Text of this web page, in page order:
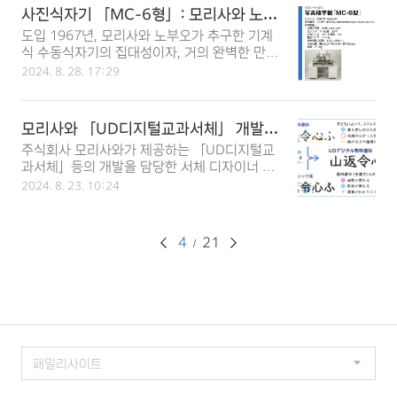
왔습니다. 그 공로를 인정받아 이번 수상에 이
르게 되었습니다. 토리노우미 씨는 책의 본문
에 사용되는 기본적인 ‘본문 서체’가 독자와 이
야기를 이어주는 역할을..
과 응원에도 깊은 감사를 드립니다. 이번 공모
전은 많은 디자이너분들의 열정적인 참여와 뛰
어난 작품들로 가득 찼습니다. 여러분의 창의력
과 노력이 타입 디자인 분야에 큰 기여를 하고
있으며, 이를 통해 미래의 타입디자인을 더욱
전 일정이 계속될 예정입니다. 2024년 12월에
는 인기투표가 진행될 예정이며, 2025년 2월
경에는 최종 결과 발표가 예정되어 있습니다.
이러한 일정과 관련된 자세한 사항은 추후 안내
해 드릴..
사진식자기 「MC-6형」: 모리사와 노부
오의 결정체
도입 1967년, 모리사와 노부오가 추구한 기계
식 수동식자기의 집대성이자, 거의 완벽한 만능
사진식자기인 「MC-6형」이 세상에 등장했습
기반으로 더 발전된 모델로, 일본 인쇄 역사에
서 중요한 위치를 차지하고 있습니다. 개발과
개선 MC-6형은 기존 MC-5형을 개량하여 만
들어졌습니다. 이 기계는 모리사와 노부오가 직
접 개발과 설계에 참여하여 완성된 것으로, 그
가 63세였던 시기에 경영에서 한발 물러나 있
양과 특징 부속 문자판: 60매 (2종체 + 기호)주
2024. 8. 28. 17:29
모리사와 「UD디지털교과서체」 개발
담당자인 타카다 유미 씨가 제23회 사토
게이노스케상 개인 부문 수상
주식회사 모리사와가 제공하는 「UD디지털교
과서체」등의 개발을 담당한 서체 디자이너 타
카다 유미(高田裕美)가 NPO법인 일본 타이포
노스케상은 타이포그래피에 관한 혁신적인 제
안, 연구 발표, 디자인 교육 등으로 활약한 사토
로서의 경험을 살려 어린이들의 학습을 지원하
는 UD(유니버설 디자인)서체 개발과 보급에 기
여한 점 등을 높이 평가받았습니다. 타카다는
2024. 8. 23. 10:24
페
4 21